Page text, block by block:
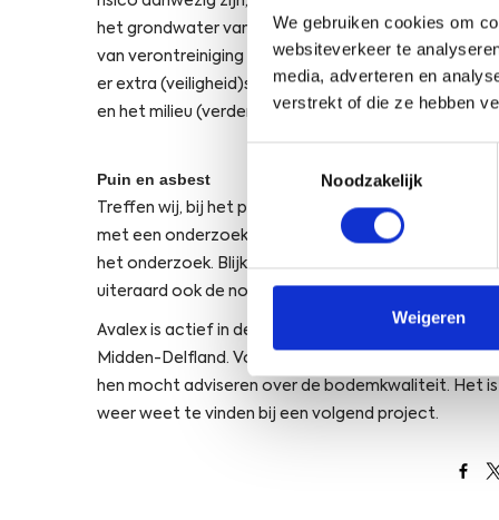
We gebruiken cookies om
websiteverkeer te
media, adverteren en
verstrekt of die ze hebben
Noodzakelijk
Weigeren
het grondwater van tevoren te onderzoeken in het
van verontreiniging van de bodem. Als er sprake
er extra (veiligheid)smaatregelen nodig zijn. Zo
en het milieu (verder) wordt aangetast.
Puin en asbest
Treffen wij, bij het plaatsen van de boringen, puin
met een onderzoek naar asbest in bodem. Op
het onderzoek. Blijkt er inderdaad
uiteraard ook de nodige
Avalex is actief in de gemeenten Wassenaar,
Midden-Delfland. Vorig jaar heeft Avalex in Delft
hen mocht adviseren over de bodemkwaliteit. Het
weer weet te vinden bij een volgend project.